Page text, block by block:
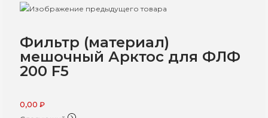
Фильтр (материал)
мешочный Арктос для ФЛФ
200 F5
0,00 ₽